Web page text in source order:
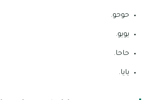
حوحو.
يويو.
حاحا.
يايا.